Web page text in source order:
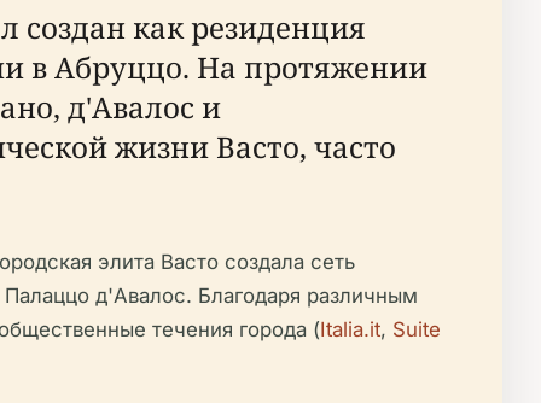
создан как резиденция
в Абруццо. На протяжении
д'Авалос и
жизни Васто, часто
элита Васто создала сеть
д'Авалос. Благодаря различным
течения города (Italia.it, Suite